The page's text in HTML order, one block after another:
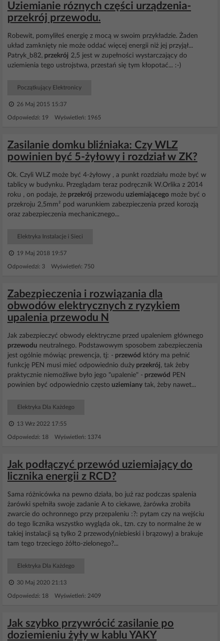
Uziemianie róznych części urządzenia-
przekrój przewodu.
Robewit, pomyliłeś energię z mocą w swoim przykładzie. Żaden
układ zamknięty nie może oddać więcej energii niż jej przyjął...
Patryk_b82, przekrój 2,5 jest w zupełności wystarczający do
uziemienia tego ustrojstwa, przestań się tym kłopotać... :-)
Początkujący Elektronicy
26 Maj 2015 15:37
Odpowiedzi: 19 Wyświetleń: 1965
Zasilanie domku bliźniaka: Czy WLZ
powinien być 5-żyłowy i rozdział w ZK?
Ok. Czyli WLZ może być 4-żyłowy , a punkt rozdziału może być w
tablicy w budynku. Przeglądam teraz podręcznik W.Orlika z 2014
roku , on podaje, że przekrój przewodu uziemiającego może być o
przekroju 2,5mm² pod warunkiem zabezpieczenia przed korozją
oraz zabezpieczenia mechanicznego...
Elektryka Instalacje i Sieci
19 Maj 2018 19:57
Odpowiedzi: 3 Wyświetleń: 750
Zabezpieczenia i rozwiązania dla
obwodów elektrycznych z ryzykiem
upalenia przewodu N
Jak zabezpieczyć obwody elektryczne przed upaleniem głównego
przewodu neutralnego. Podstawowym sposobem zabezpieczenia
jest ogólnie mówiąc prewencja, tj: - przewód który ma pełnić
funkcję PEN musi mieć odpowiednio duży przekrój, tak żeby
praktycznie niemożliwe było jego "upalenie" - przewód PEN
powinien być odpowiednio często uziemiany tak, żeby nawet...
Elektryka Dla Każdego
13 Wrz 2022 17:55
Odpowiedzi: 18 Wyświetleń: 1374
Jak podłączyć przewód uziemiający do
licznika energii z RCD?
Sama różnicówka na pewno działa, bo już raz podczas spalenia
żarówki spełniła swoje zadanie A to ciekawe, żarówka zrobiła
zwarcie do ochronnego przy przepaleniu :?: pytam czy na wejściu
do tego licznika wszystko wygląda ok., tzn. czy to normalne że w
takiej instalacji są tylko 2 przewody(niebieski i brązowy) a brakuje
tam tego trzeciego żółto-zielonego?...
Elektryka Dla Każdego
30 Maj 2020 21:13
Odpowiedzi: 18 Wyświetleń: 2409
Jak szybko przywrócić zasilanie po
doziemieniu żyły w kablu YAKY